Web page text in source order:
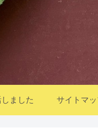
ました サイトマ